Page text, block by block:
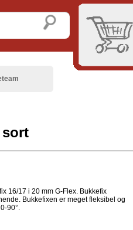
sort
16/17 i 20 mm G-Flex. Bukkefix
Bukkefixen er meget fleksibel og
90°.